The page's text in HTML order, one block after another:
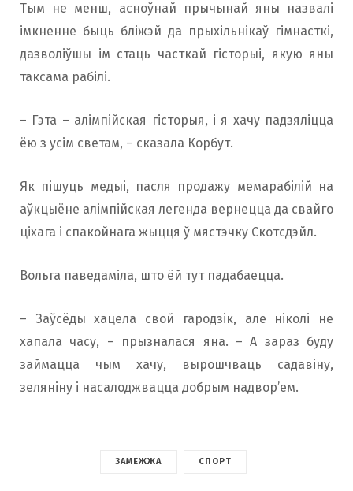
Тым не менш, асноўнай прычынай яны назвалі
імкненне быць бліжэй да прыхільнікаў гімнасткі,
дазволіўшы ім стаць часткай гісторыі, якую яны
таксама рабілі.
– Гэта – алімпійская гісторыя, і я хачу падзяліцца
ёю з усім светам, – сказала Корбут.
Як пішуць медыі, пасля продажу мемарабілій на
аўкцыёне алімпійская легенда вернецца да свайго
ціхага і спакойнага жыцця ў мястэчку Скотсдэйл.
Вольга паведаміла, што ёй тут падабаецца.
– Заўсёды хацела свой гародзік, але ніколі не
хапала часу, – прызналася яна. – А зараз буду
займацца чым хачу, вырошчваць садавіну,
зеляніну і насалоджвацца добрым надвор’ем.
ЗАМЕЖЖА СПОРТ